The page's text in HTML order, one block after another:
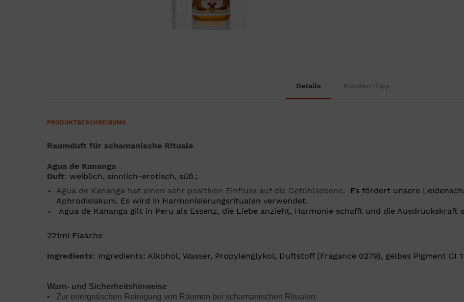
Details
PRODUKTBESCHREIBUNG
Raumduft für schamanische Rituale
Agua de Kananga
Duft: weiblich, sinnlich-erotisch, süß.;
Agua de Kananga hat einen sehr positiven Einfluss auf die Gefühlsebene.
Es fördert unsere
Aphrodisiakum. Es wird in Harmonisierungsritualen verwendet.
Agua de Kananga gilt in Peru als Essenz, die Liebe anzieht, Harmonie schafft und die Ausdruckskraft
221ml Flasche
Ingredients: Ingredients: Alkohol, Wasser, Propylenglykol, Duftstoff (Fragance 0279), gelbes Pigment CI
Warn- und Sicherheitshinweise
• Zur energetischen Reinigung von Räumen bei schamanischen Ritualen.